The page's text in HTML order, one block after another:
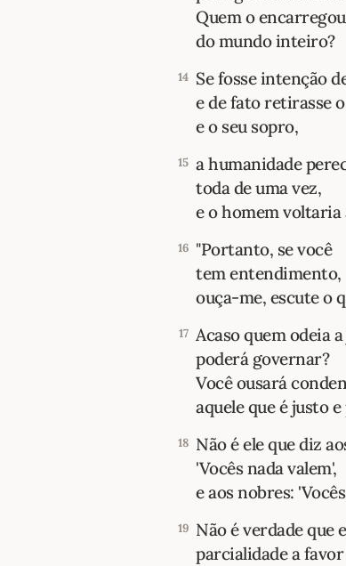
Quem o
do mundo inteiro?
14 Se fosse intenção
e de fato retirasse
e o seu sopro,
15 a humanidade
toda de uma vez,
e o homem voltaria
16 "Portanto, se você
tem entendimento,
ouça-me, escute o
17 Acaso quem odeia
poderá governar?
Você ousará
aquele que é justo
18 Não é ele que diz
'Vocês nada valem',
e aos nobres:
19 Não é verdade que
parcialidade a